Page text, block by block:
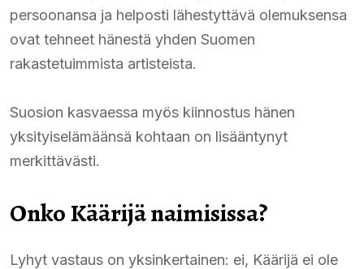
persoonansa ja helposti lähestyttävä olemuksensa
ovat tehneet hänestä yhden Suomen
rakastetuimmista artisteista.
Suosion kasvaessa myös kiinnostus hänen
yksityiselämäänsä kohtaan on lisääntynyt
merkittävästi.
Onko Käärijä naimisissa?
Lyhyt vastaus on yksinkertainen: ei, Käärijä ei ole